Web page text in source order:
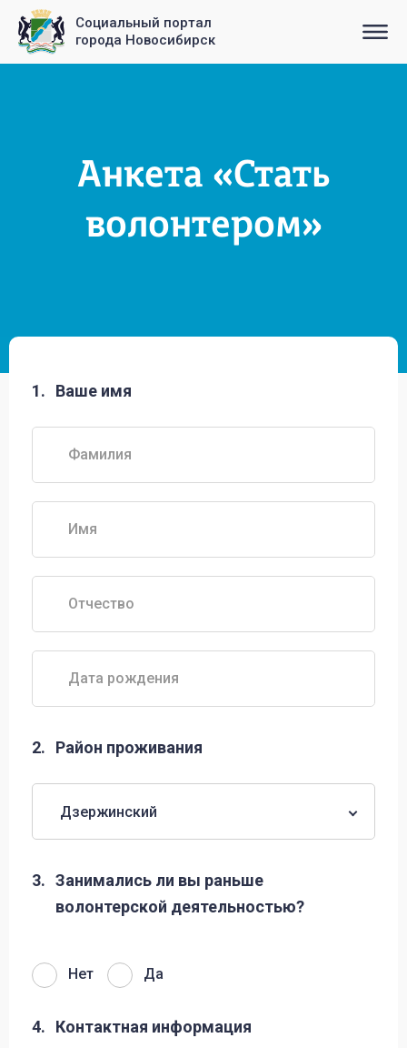
Социальный портал
города Новосибирск
Анкета «Стать
волонтером»
1. Ваше имя
Фамилия
Имя
Отчество
Дата рождения
2. Район проживания
Дзержинский
3. Занимались ли вы раньше
волонтерской деятельностью?
Нет Да
4. Контактная информация